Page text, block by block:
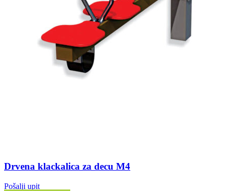
Drvena klackalica za decu M4
Pošalji upit